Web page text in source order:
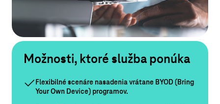
Možnosti, ktoré služba ponúka
Flexibilné scenáre nasadenia vrátane BYOD (Bring
Your Own Device) programov.